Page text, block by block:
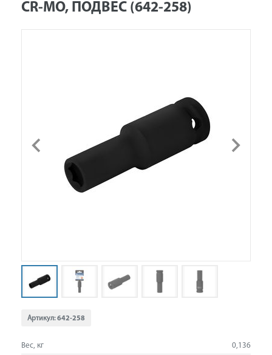
CR-MO, ПОДВЕС (642-258)
Артикул:642-258
Вес, кг
0,136